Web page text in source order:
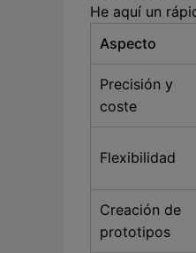
He aquí un
Aspecto
Precisión y
coste
Flexibilidad
Creación de
prototipos